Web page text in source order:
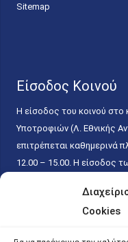
Cookies
Sitemap
Είσοδος Κοινού
Η είσοδος του κοινού στο
Υποτροφιών (Λ. Εθνικής
επιτρέπεται καθημερινά
12.00 – 15.00. Η είσοδος
κάθε εργάσιμη ημέρα και
περιορισμό. Η είσοδος